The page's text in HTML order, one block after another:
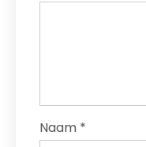
Naam *